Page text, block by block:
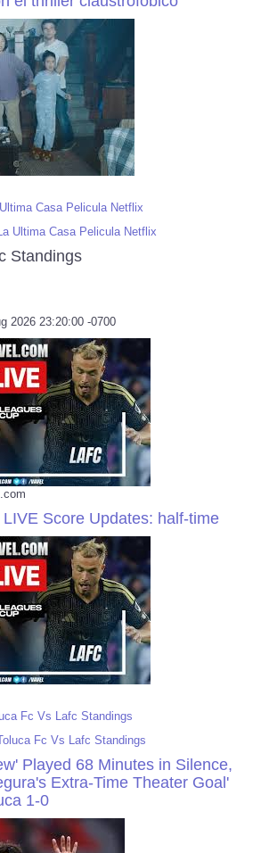
Casa Pelicula Netflix
Ultima Casa Pelicula Netflix
Standings
2026 23:20:00 -0700
Score Updates: half-time
Fc Vs Lafc Standings
Fc Vs Lafc Standings
Played 68 Minutes in Silence,
Extra-Time Theater Goal'
1-0